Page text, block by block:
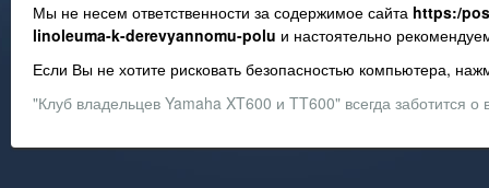
Мы не несем ответственности за содержимое сайта https:/
linoleuma-k-derevyannomu-polu и настоятельно
Если Вы не хотите рисковать безопасностью компьютера,
"Клуб владельцев Yamaha XT600 и TT600" всегда заботится о